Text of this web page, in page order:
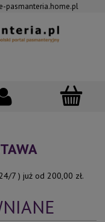
pasmanteria.home.pl
7 ) już od 200,00 zł.